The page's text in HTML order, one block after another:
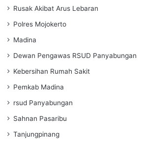
Rusak Akibat Arus Lebaran
Polres Mojokerto
Madina
Dewan Pengawas RSUD Panyabungan
Kebersihan Rumah Sakit
Pemkab Madina
rsud Panyabungan
Sahnan Pasaribu
Tanjungpinang